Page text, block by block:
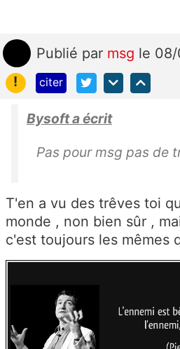
Publié par msg le
!
citer
Bysoft a écrit
Pas pour msg pas de
T'en a vu des trêves toi
monde , non bien sûr ,
c'est toujours les mêmes